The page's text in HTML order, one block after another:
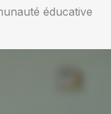
éducative